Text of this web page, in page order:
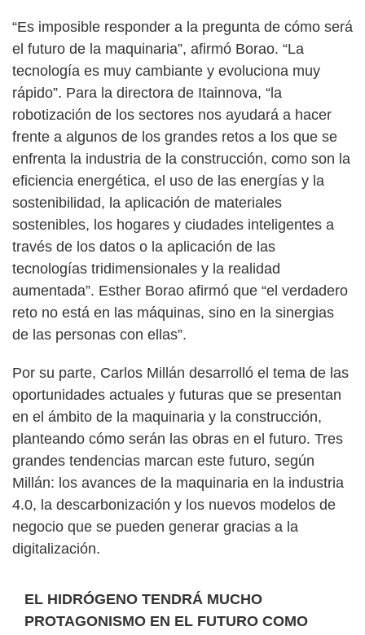
“Es imposible responder a la pregunta de cómo será
el futuro de la maquinaria”, afirmó Borao. “La
tecnología es muy cambiante y evoluciona muy
rápido”. Para la directora de Itainnova, “la
robotización de los sectores nos ayudará a hacer
frente a algunos de los grandes retos a los que se
enfrenta la industria de la construcción, como son la
eficiencia energética, el uso de las energías y la
sostenibilidad, la aplicación de materiales
sostenibles, los hogares y ciudades inteligentes a
través de los datos o la aplicación de las
tecnologías tridimensionales y la realidad
aumentada”. Esther Borao afirmó que “el verdadero
reto no está en las máquinas, sino en la sinergias
de las personas con ellas”.
Por su parte, Carlos Millán desarrolló el tema de las
oportunidades actuales y futuras que se presentan
en el ámbito de la maquinaria y la construcción,
planteando cómo serán las obras en el futuro. Tres
grandes tendencias marcan este futuro, según
Millán: los avances de la maquinaria en la industria
4.0, la descarbonización y los nuevos modelos de
negocio que se pueden generar gracias a la
digitalización.
EL HIDRÓGENO TENDRÁ MUCHO
PROTAGONISMO EN EL FUTURO COMO